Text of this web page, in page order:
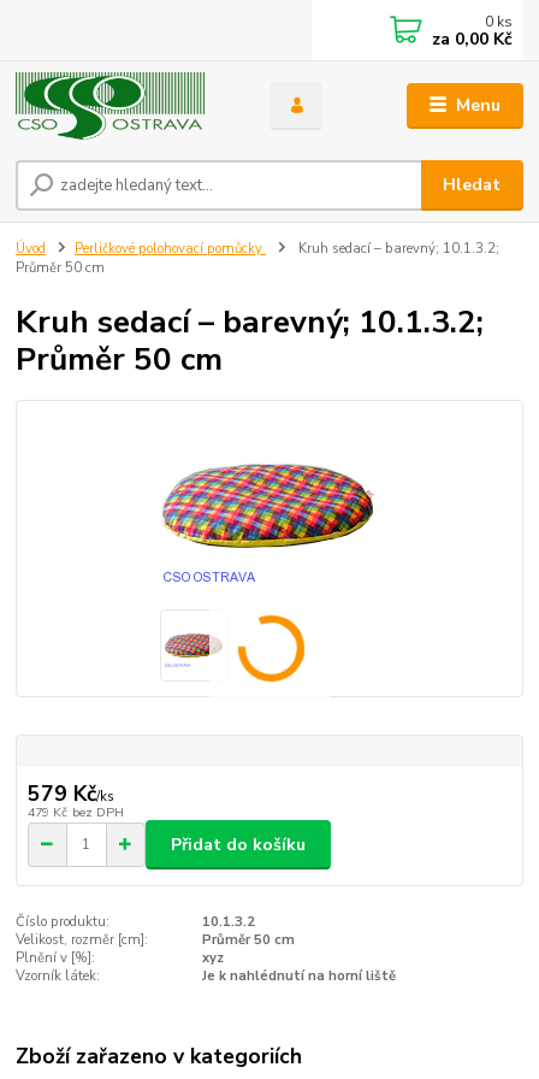
Menu
Hledat
0 ks
za 0,00 Kč
Úvod Perličkové polohovací pomůcky
Kruh sedací – barevný; 10.1.3.2;
Průměr 50 cm
Kruh sedací – barevný; 10.1.3.2;
Průměr 50 cm
579 Kč/ks
479 Kč bez DPH
Přidat do košíku
Číslo produktu:
10.1.3.2
Velikost, rozměr [cm]:
Průměr 50 cm
Plnění v [%]:
xyz
Vzorník látek:
Je k nahlédnutí na horní liště
Zboží zařazeno v kategoriích